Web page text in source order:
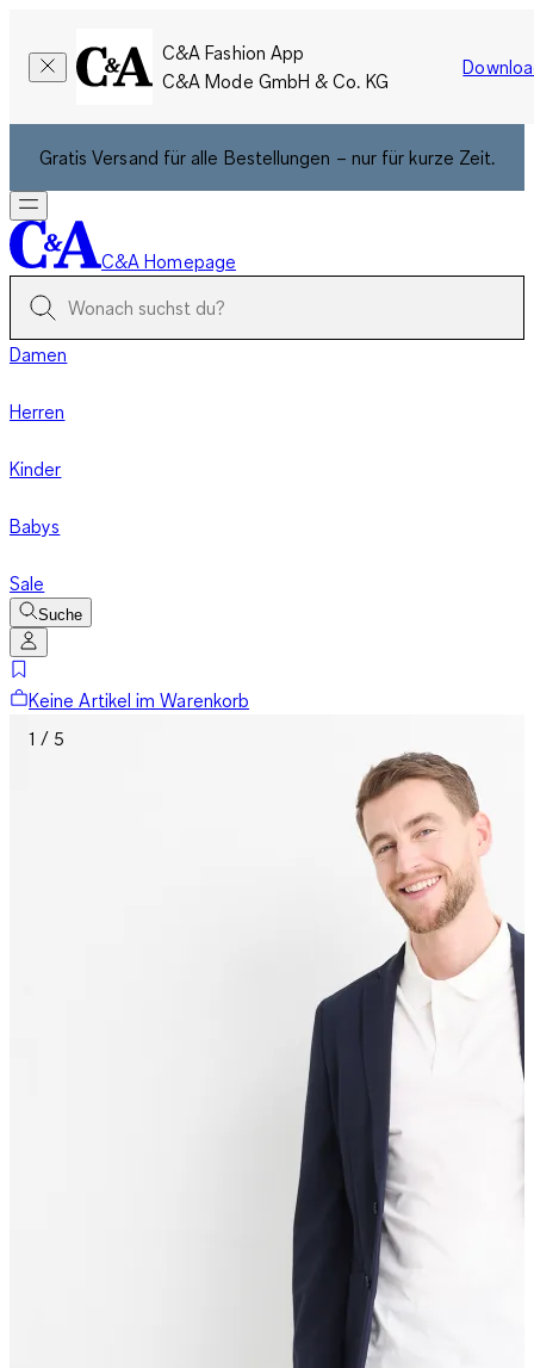
C&A Fashion App
C&A Mode GmbH & Co. KG
Gratis Versand für alle Bestellungen – nur für kurze Zeit.
C&A Homepage
Damen
Herren
Kinder
Babys
Sale
Suche
Keine Artikel im Warenkorb
1 / 5